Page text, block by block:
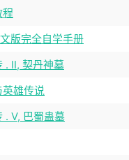
程
版完全自学手册
. Ⅱ, 契丹神墓
雄传说
. V, 巴蜀蛊墓